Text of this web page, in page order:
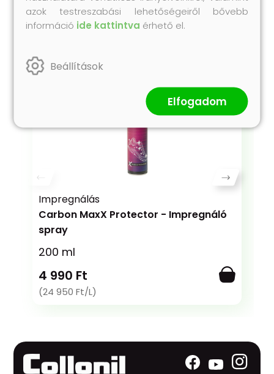
termékeink
Próbáld ki te is korábbi vásárlóink kedvenc
Impregnálás
Carbon MaxX Protector - Impregnáló
spray
200 ml
4 990 Ft
(24 950 Ft/L)
azok testreszabási lehetőségeiről bővebb
információ ide kattintva érhető el.
Beállítások
Elfogadom